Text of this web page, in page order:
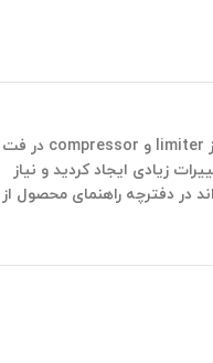
سلام برای کنترل سطح صدا میتوانید از limiter و compressor در فت
زیادی ایجاد کردید و نیاز
در دفترچه راهنمای محصول از